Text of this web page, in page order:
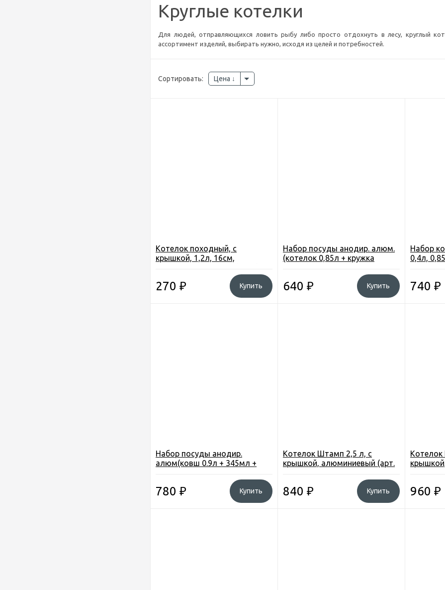
Круглые котелки
Для людей, отправляющихся ловить рыбу либо просто отдохнуть в лесу, круглый
ассортимент изделий, выбирать нужно, исходя из целей и потребностей.
Сортировать: Цена
Котелок походный, с
крышкой, 1,2л, 16см,
270 ₽ Купить
Набор посуды анодир. алюм.
(котелок 0,85л + кружка
640 ₽ Купить
Набор
0,4л,
740 ₽
Набор посуды анодир.
алюм(ковш 0.9л + 345мл +
780 ₽ Купить
Котелок Штамп 2,5 л, с
крышкой, алюминиевый (арт.
840 ₽ Купить 960 ₽